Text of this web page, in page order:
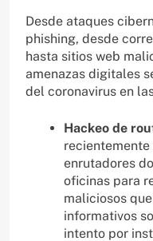
Desde ataques
phishing, desde
hasta sitios web
amenazas digitales
del coronavirus en
Hackeo de
enrutadores
oficinas para
maliciosos
informativos
intento por